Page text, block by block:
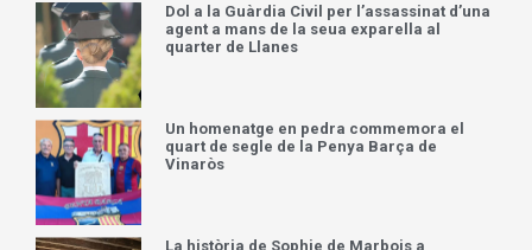
Dol a la Guàrdia Civil per l’assassinat d’una
agent a mans de la seua exparella al
quarter de Llanes
Un homenatge en pedra commemora el
quart de segle de la Penya Barça de
Vinaròs
La història de Sophie de Marbois a